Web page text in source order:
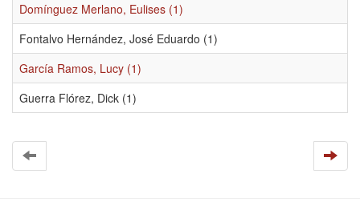
Domínguez Merlano, Eulises (1)
Fontalvo Hernández, José Eduardo (1)
García Ramos, Lucy (1)
Guerra Flórez, Dick (1)